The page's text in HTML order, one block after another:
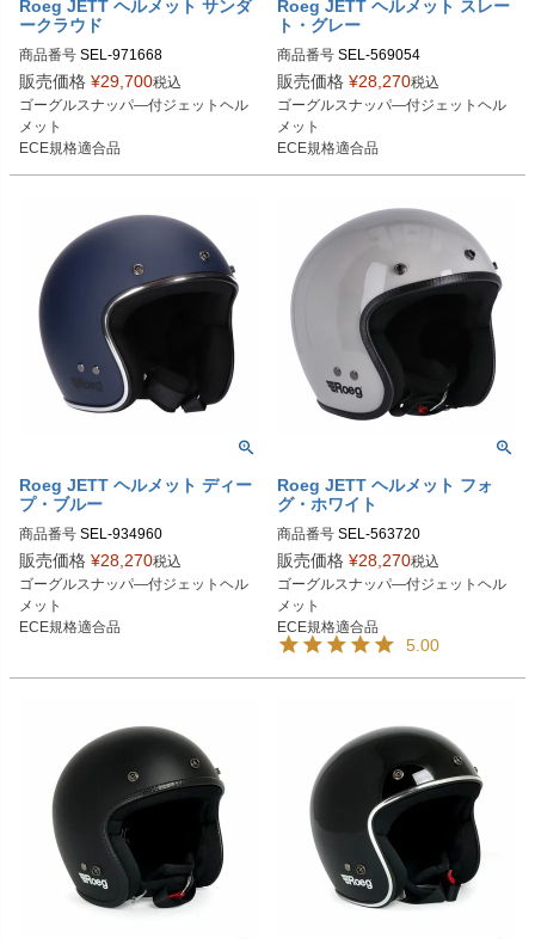
Roeg JETT ヘルメット サンダ
ークラウド
商品番号 SEL-971668
S：971668
M：971669
L：971670
XL：971671
販売価格 ¥29,700税込
ゴーグルスナッパ―付ジェットヘル
メット
ECE規格適合品
Roeg JETT ヘルメット スレー
ト・グレー
商品番号 SEL-569054
販売価格 ¥28,270税込
ゴーグルスナッパ―付ジェットヘル
メット
ECE規格適合品
Roeg JETT ヘルメット ディー
プ・ブルー
商品番号 SEL-934960
販売価格 ¥28,270税込
ゴーグルスナッパ―付ジェットヘル
メット
ECE規格適合品
Roeg JETT ヘルメット フォ
グ・ホワイト
商品番号 SEL-563720
販売価格 ¥28,270税込
ゴーグルスナッパ―付ジェットヘル
メット
ECE規格適合品
5.00